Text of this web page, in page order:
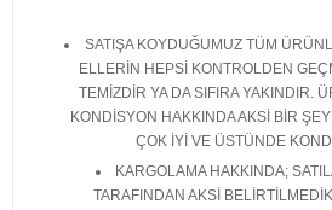
SATIŞA KOYDUĞUMUZ TÜM
ELLERİN HEPSİ KONTROLDEN
TEMİZDİR YA DA SIFIRA YAKINDIR.
KONDİSYON HAKKINDA AKSİ BİR
ÇOK İYİ VE ÜSTÜNDE
KARGOLAMA HAKKINDA;
TARAFINDAN AKSİ